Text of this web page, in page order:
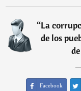
“La
de los
Facebook